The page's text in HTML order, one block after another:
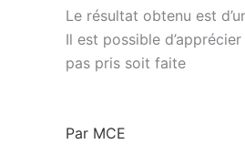
Le résultat obtenu est
Il est possible
pas pris soit faite
Par MCE